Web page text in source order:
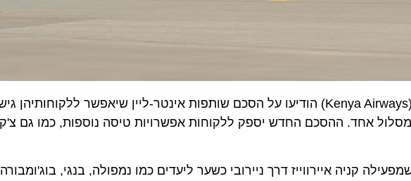
(Kenya Airways) הודיעו על הסכם שותפות אינטר-ליין שיאפשר ללקוחותיהן גישה
אחד. ההסכם החדש יספק ללקוחות אפשרויות טיסה נוספות, כמו גם צ'ק-אין
לטוס ל-28 יעדים בקווים שמפעילה קניה איירווייז דרך ניירובי כשער ליעדים כמו נמפולה, בנגי, בוג'ומבורה,